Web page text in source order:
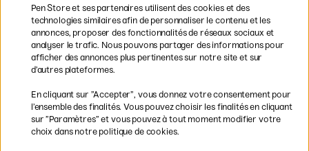
Irlande
Pays-Bas
Royaume-Uni
UE
volumineux.
Les modes de paiement
Pen Store et ses partenaires utilisent des cookies et des
technologies similaires afin de personnaliser le contenu et les
annonces, proposer des fonctionnalités de réseaux sociaux et
analyser le trafic. Nous pouvons partager des informations pour
afficher des annonces plus pertinentes sur notre site et sur
d’autres plateformes.
En cliquant sur ”Accepter”, vous donnez votre consentement pour
l’ensemble des finalités. Vous pouvez choisir les finalités en cliquant
sur ”Paramètres” et vous pouvez à tout moment modifier votre
choix dans notre politique de cookies.